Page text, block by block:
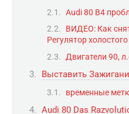
Audi 80 B4
ВИДЕО: Как
Регулятор
Двигатели 90,
Выставить
временные
Audi 80 Das